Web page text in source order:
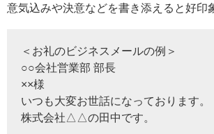
意気込みや決意などを書き添えると好印
＜お礼のビジネスメールの例＞
○○会社営業部 部長
××様
いつも大変お世話になっております。
株式会社△△の田中です。